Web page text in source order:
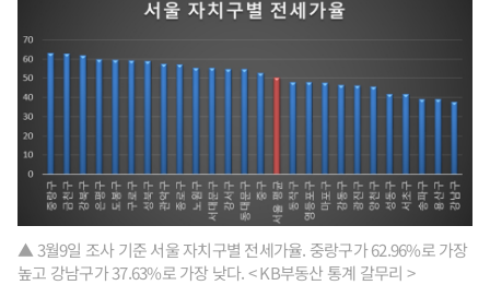
▲ 3월9일 조사 기준 서울 자치구별 전세가율. 중랑구가 62.96%로 가장
높고 강남구가 37.63%로 가장 낮다. < KB부동산 통계 갈무리 >